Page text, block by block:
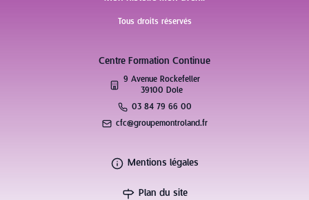
Tous droits réservés
Centre Formation Continue
9 Avenue Rockefeller
39100 Dole
03 84 79 66 00
cfc@groupemontroland.fr
Mentions légales
Plan du site